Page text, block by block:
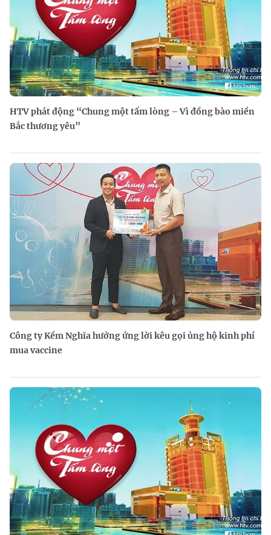
HTV phát động “Chung một tấm lòng – Vì đồng bào miền
Bắc thương yêu”
Công ty Kềm Nghĩa hưởng ứng lời kêu gọi ủng hộ kinh phí
mua vaccine